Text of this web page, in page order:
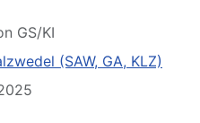
GS/KI
(SAW, GA, KLZ)